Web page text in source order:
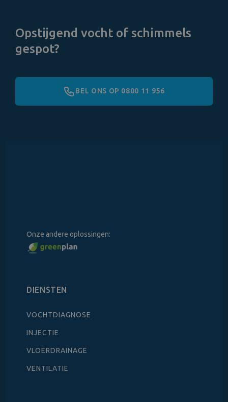
Opstijgend vocht of schimmels
gespot?
BEL ONS OP 0800 11 956
Onze andere oplossingen:
DIENSTEN
VOCHTDIAGNOSE
INJECTIE
VLOERDRAINAGE
VENTILATIE